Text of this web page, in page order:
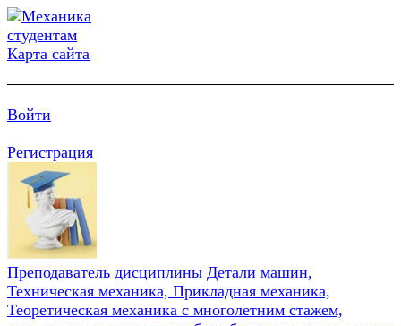
Карта сайта
Войти
Регистрация
Преподаватель дисциплины Детали машин,
Техническая механика, Прикладная механика,
Теоретическая механика с многолетним стажем,